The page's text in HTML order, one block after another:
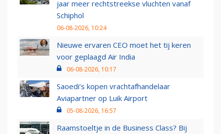
jaar meer rechtstreekse vluchten vanaf
Schiphol
06-08-2026, 10:24
Nieuwe ervaren CEO moet het tij keren
voor geplaagd Air India
06-08-2026, 10:17
Saoedi’s kopen vrachtafhandelaar
Aviapartner op Luik Airport
05-08-2026, 16:57
Raamstoeltje in de Business Class? Bij